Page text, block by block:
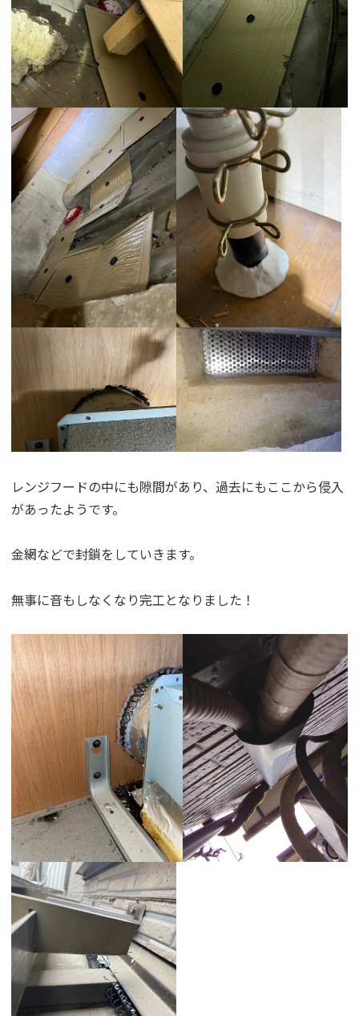
レンジフードの中にも隙間があり、過去にもここから侵入
があったようです。
金網などで封鎖をしていきます。
無事に音もしなくなり完工となりました！